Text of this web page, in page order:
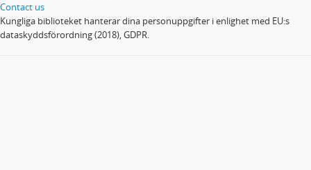
Contact us
Kungliga biblioteket hanterar dina personuppgifter i enlighet med EU:s
dataskyddsförordning (2018), GDPR.